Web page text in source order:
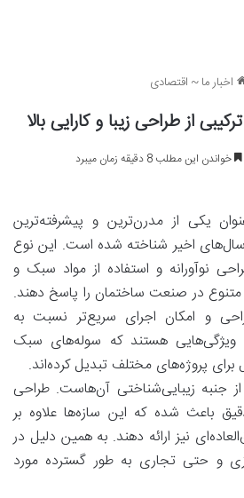
اخبار ما~ اقتصادی
از طراحی زیبا و کارایی بالا
خواندن این مطلب 8 دقیقه زمان میبرد
یکی از مدرن‌ترین و پیشرفته‌ترین
اخیر شناخته شده است. این نوع
نوآورانه و استفاده از مواد سبک و
متنوع در صنعت ساختمان را پاسخ دهند.
و امکان اجرای سریع‌تر نسبت به
هستند که سوله‌های سبک
برای پروژه‌های مختلف تبدیل کرده‌اند.
از جنبه زیبایی‌شناختی آن‌هاست. طراحی
باعث شده که این سازه‌ها علاوه بر
نیز ارائه دهند. به همین دلیل در
و حتی تجاری به طور گسترده مورد